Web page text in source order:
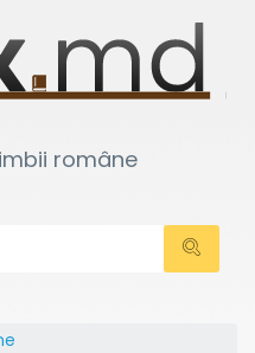
române